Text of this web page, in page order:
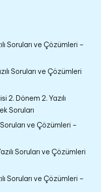
Soruları ve Çözümleri –
Soruları ve Çözümleri
2. Dönem 2. Yazılı
Soruları
Soruları ve Çözümleri –
Soruları ve Çözümleri
Soruları ve Çözümleri –